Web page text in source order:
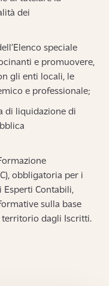
dei
speciale
e promuovere,
gli enti locali, le
e professionale;
di liquidazione di
obbligatoria per i
Esperti Contabili,
sulla base
territorio dagli Iscritti.